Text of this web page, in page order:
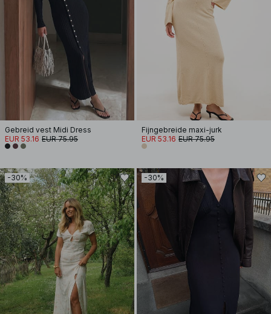
Gebreid vest Midi Dress
EUR 53.16 EUR 75.95
Fijngebreide maxi-jurk
EUR 53.16 EUR 75.95
-30% -30%